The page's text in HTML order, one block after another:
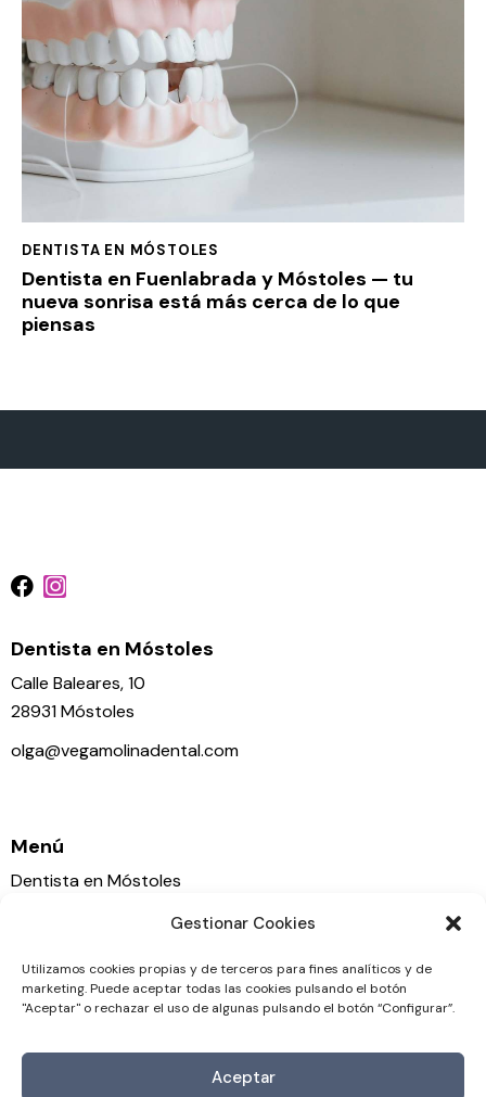
Gestionar Cookies
Utilizamos cookies propias y de terceros para fines analíticos y de
marketing. Puede aceptar todas las cookies pulsando el botón
"Aceptar" o rechazar el uso de algunas pulsando el botón “Configurar”.
Aceptar
DENTISTA EN MÓSTOLES
Dentista en Fuenlabrada y Móstoles — tu
nueva sonrisa está más cerca de lo que
piensas
Dentista en Móstoles
Calle Baleares, 10
28931 Móstoles
olga@vegamolinadental.com
Menú
Dentista en Móstoles
Tratamientos Dentales
Legal